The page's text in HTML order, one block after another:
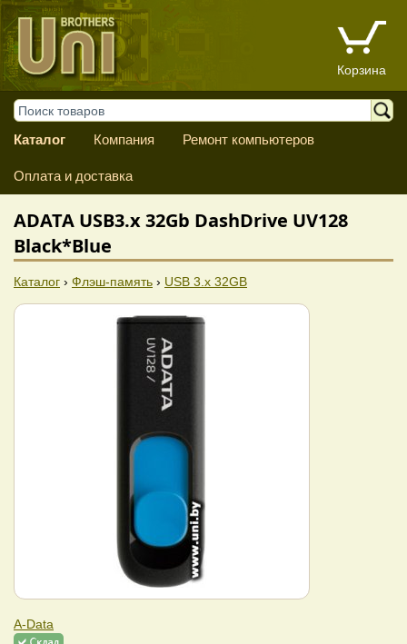
Корзина
Каталог Компания Ремонт компьютеров
Оплата и доставка
ADATA USB3.x 32Gb DashDrive UV128
Black*Blue
Каталог › Флэш-память › USB 3.x 32GB
A-Data